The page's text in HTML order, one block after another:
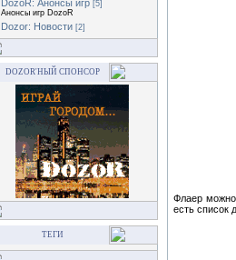
DozoR: Анонсы игр [5]
Анонсы игр DozoR
Dozor: Новости [2]
DOZOR'НЫЙ СПОНСОР
ТЕГИ
Флаер
есть список